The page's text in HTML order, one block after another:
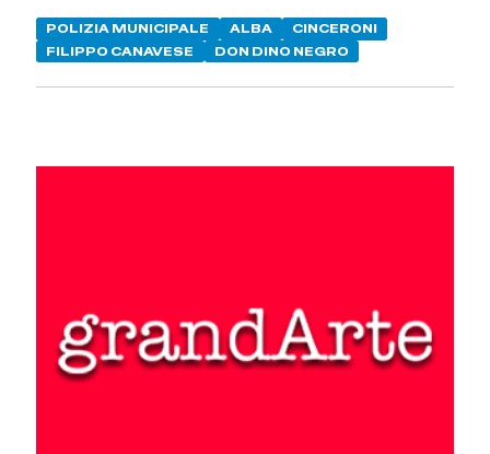
POLIZIA MUNICIPALE ALBA
CINCERONI
FILIPPO CANAVESE
DON DINO NEGRO